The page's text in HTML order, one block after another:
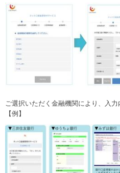
ご選択いただく金融機関により、入
【例】